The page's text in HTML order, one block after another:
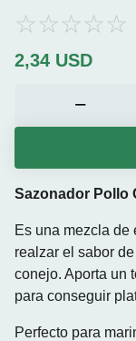
2,34 USD
Sazonador Pollo
Es una mezcla
realzar el sabor
conejo. Aporta un
para conseguir
Perfecto para